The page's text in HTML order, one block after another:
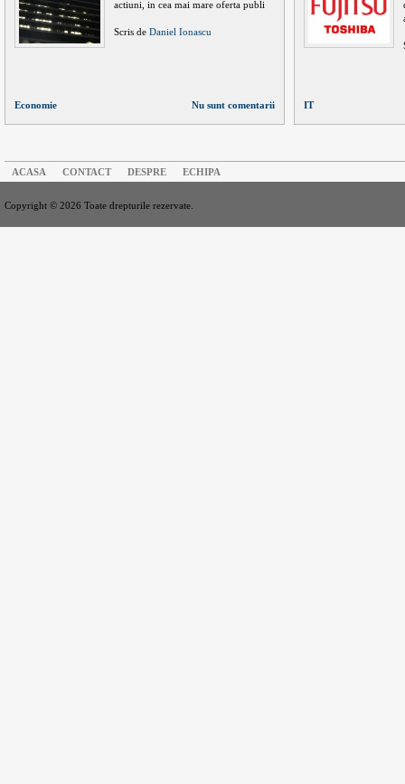
actiuni, in cea mai mare oferta publi
Scris de Daniel Ionascu
Economie Nu sunt comentarii IT
ACASA CONTACT DESPRE ECHIPA
Copyright © 2026 Toate drepturile rezervate.